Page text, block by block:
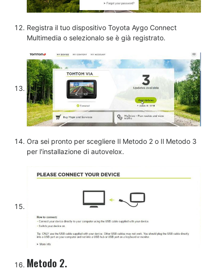
Registra il tuo dispositivo Toyota Aygo Connect
Multimedia o selezionalo se è già registrato.
Ora sei pronto per scegliere Il Metodo 2 o Il Metodo 3
per l'installazione di autovelox.
Metodo 2.